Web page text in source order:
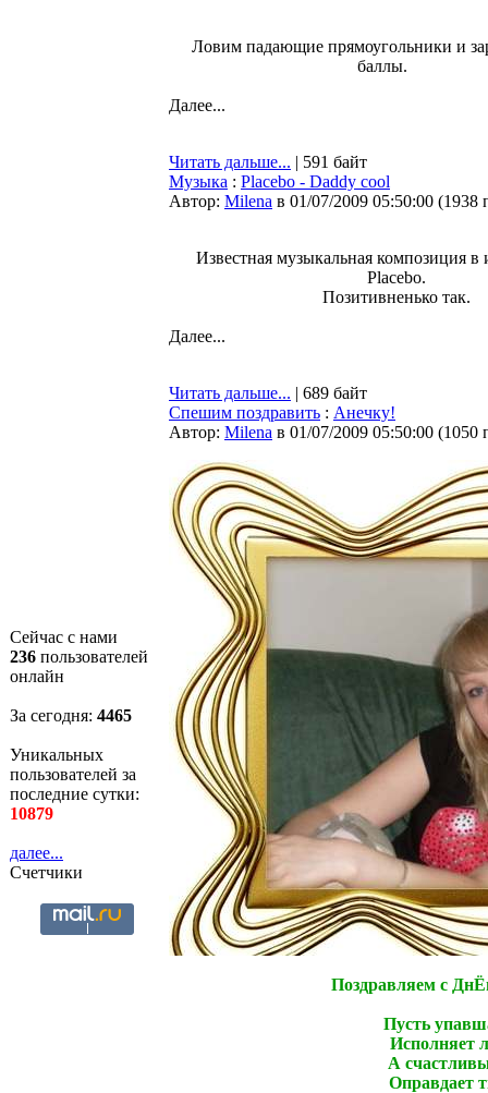
Сейчас с нами
236 пользователей
онлайн
За сегодня: 4466
Уникальных
пользователей за
последние сутки:
10879
далее...
Счетчики
Ловим падающие прямоугольники и
баллы.
Далее...
Читать дальше... | 591 байт
Музыка : Placebo - Daddy cool
Автор: Milena в 01/07/2009 05:50:00 (1938
Известная музыкальная композиция в
Placebo.
Позитивненько так.
Далее...
Читать дальше... | 689 байт
Спешим поздравить : Анечку!
Автор: Milena в 01/07/2009 05:50:00 (1050
Поздравляем с
Пусть
Исполняет
А
Оправдает